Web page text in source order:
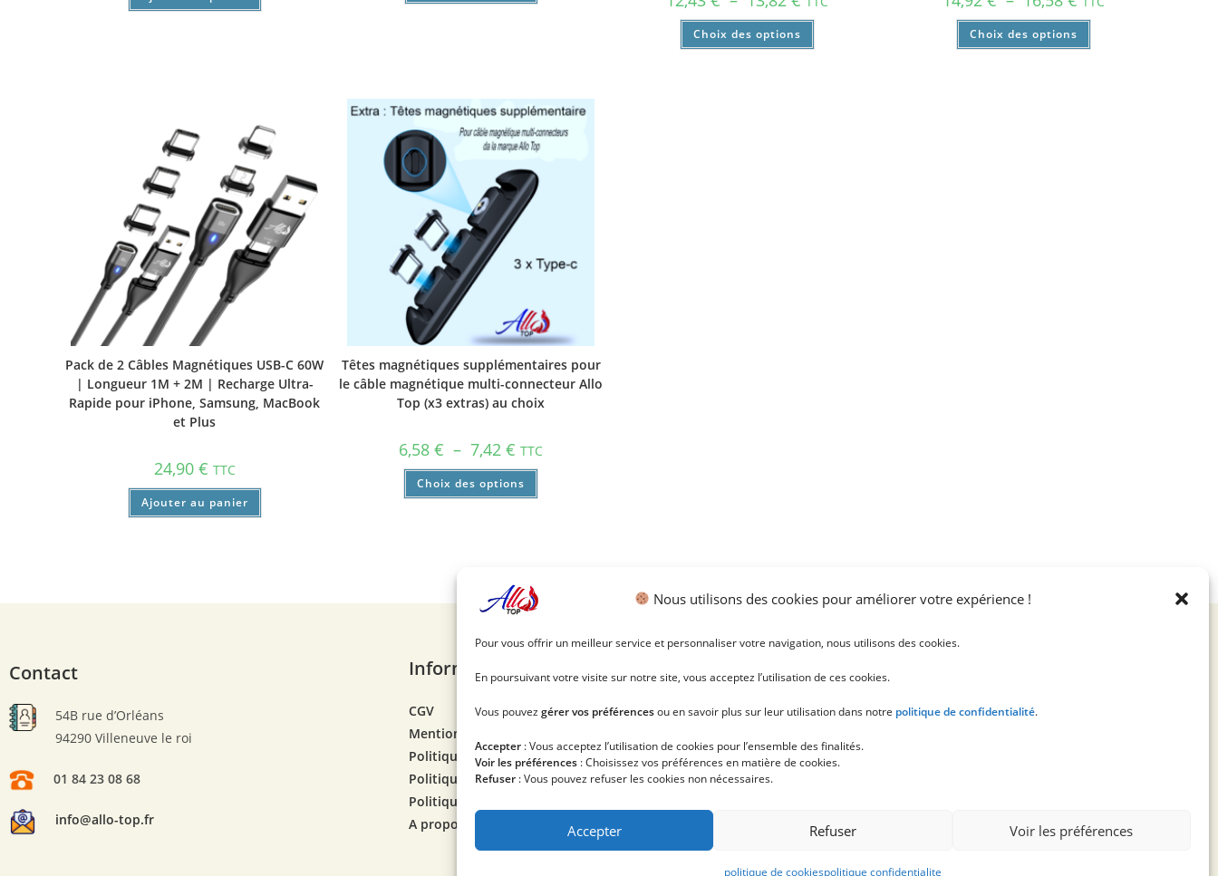
Nous utilisons des cookies pour améliorer votre expérience !
Pour vous offrir un meilleur service et personnaliser votre navigation, nous utilisons des cookies.
En poursuivant votre visite sur notre site, vous acceptez l’utilisation de ces cookies.
Vous pouvezgérer vos préférencesou en savoir plus sur leur utilisation dans notre politique de confidentialité.
Accepter : Vous acceptez l’utilisation de cookies pour l’ensemble des finalités.
Voir les préférences : Choisissez vos préférences en matière de cookies.
Refuser : Vous pouvez refuser les cookies non nécessaires.
Accepter Refuser Voir les préférences
politique de cookiespolitique confidentialite
Choix des options Choix des options
Pack de 2 Câbles Magnétiques USB-C 60W
| Longueur 1M + 2M | Recharge Ultra-
Rapide pour iPhone, Samsung, MacBook
et Plus
24,90 € TTC
Ajouter au panier
Têtes magnétiques supplémentaires pour
le câble magnétique multi-connecteur Allo
Top (x3 extras) au choix
6,58 € – 7,42 € TTC
Choix des options
Contact
54B rue d’Orléans
94290 Villeneuve le roi
01 84 23 08 68
info@allo-top.fr
Informations
CGV
Mentions légales
Politique de cookies
Politique de confidentialité
Politique en matière de remboursements et de retours
A propos de nous